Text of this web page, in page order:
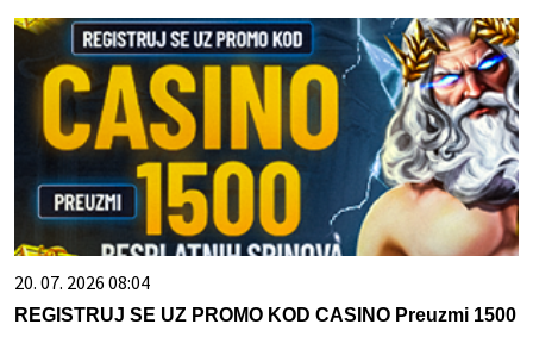
20. 07. 2026 08:04
REGISTRUJ SE UZ PROMO KOD CASINO Preuzmi 1500